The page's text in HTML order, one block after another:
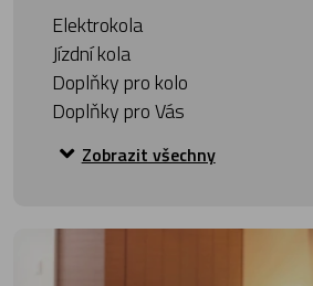
Elektrokola
Jízdní kola
Doplňky pro kolo
Doplňky pro Vás
Zobrazit všechny